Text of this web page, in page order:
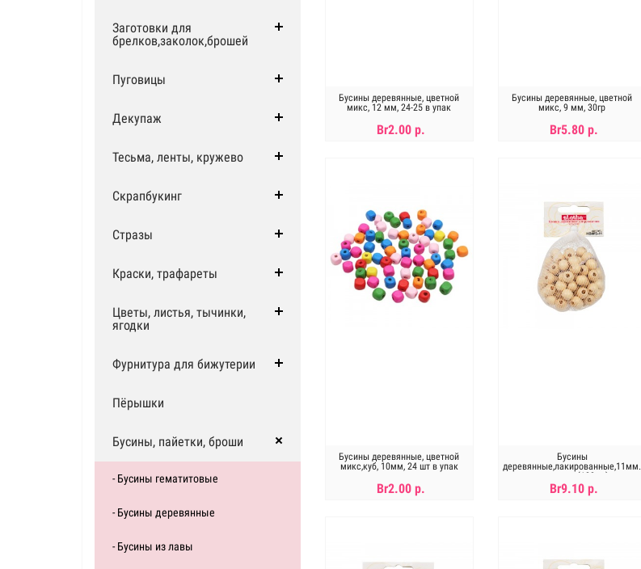
Заготовки для
брелков,заколок,брошей
Пуговицы
Декупаж
Тесьма, ленты, кружево
Скрапбукинг
Стразы
Краски, трафареты
Цветы, листья, тычинки,
ягодки
Фурнитура для бижутерии
Пёрышки
Бусины, пайетки, броши
- Бусины гематитовые
- Бусины деревянные
- Бусины из лавы
Бусины деревянные, цветной
микс, 12 мм, 24-25 в упак
Br2.00 р.
Бусины деревянные, цветной
микс, 9 мм, 30гр
Br5.80 р.
Бусины деревянные, цветной
микс,куб, 10мм, 24 шт в упак
Br2.00 р.
Бусины
деревянные,лакированные,11мм.
цена за уп(100шт)
Br9.10 р.